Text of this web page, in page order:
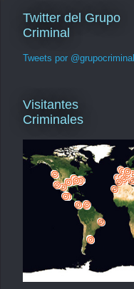
Twitter del Grupo
Criminal
Tweets por @grupocriminal
Visitantes
Criminales